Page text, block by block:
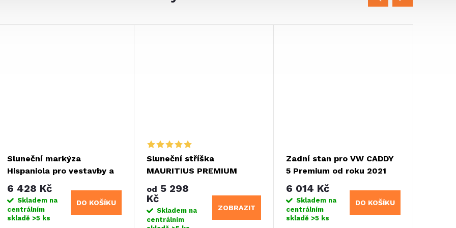
Sluneční markýza
Hispaniola pro vestavby a
dodávky
6 428 Kč
Skladem na
centrálním
skladě >5 ks
DO KOŠÍKU
Sluneční stříška
MAURITIUS PREMIUM
od 5 298
Kč
Skladem na
centrálním
ZOBRAZIT
Zadní stan pro VW CADDY
5 Premium od roku 2021
6 014 Kč
Skladem na
centrálním
skladě >5 ks
DO KOŠÍKU